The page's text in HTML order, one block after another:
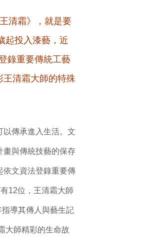
清霜》，就是要
起投入漆藝，近
錄重要傳統工藝
清霜大師的特殊
以傳承進入生活。文
畫與傳統技藝的保存
依文資法登錄重要傳
12位，王清霜大師
導其傳人與藝生記
大師精彩的生命故